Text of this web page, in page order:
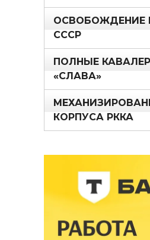
ОСВОБОЖДЕНИЕ
СССР
ПОЛНЫЕ
«СЛАВА»
КОРПУСА РККА